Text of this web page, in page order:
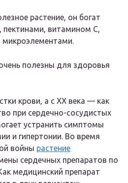
растение, он богат
пектинами, витамином C,
полезны для здоровья
крови, а с XX века — как
при сердечно-сосудистых
устранить симптомы
и гипертонии. Во время
войны растение
сердечных препаратов по
медицинский препарат